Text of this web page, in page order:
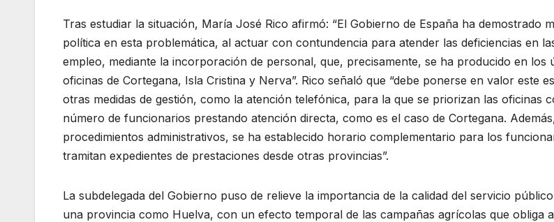
Tras estudiar la situación, María José Rico afirmó: “El Gobierno de España ha demostrado
política en esta problemática, al actuar con contundencia para atender las deficiencias en
empleo, mediante la incorporación de personal, que, precisamente, se ha producido en los
oficinas de Cortegana, Isla Cristina y Nerva”. Rico señaló que “debe ponerse en valor este
otras medidas de gestión, como la atención telefónica, para la que se priorizan las oficinas
número de funcionarios prestando atención directa, como es el caso de Cortegana.
procedimientos administrativos, se ha establecido horario complementario para los
tramitan expedientes de prestaciones desde otras provincias”.
La subdelegada del Gobierno puso de relieve la importancia de la calidad del servicio
una provincia como Huelva, con un efecto temporal de las campañas agrícolas que obliga